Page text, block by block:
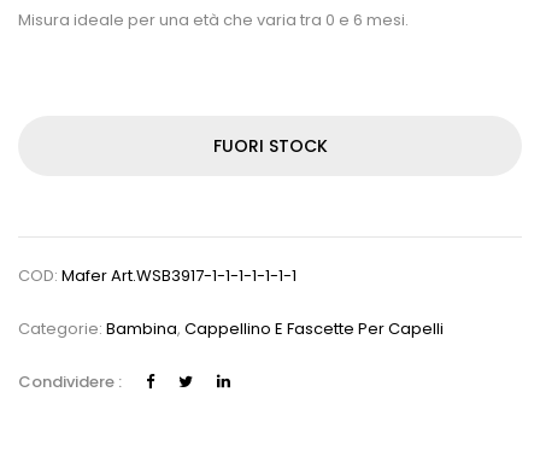
Misura ideale per una età che varia tra 0 e 6 mesi.
FUORI STOCK
COD: Mafer Art.WSB3917-1-1-1-1-1-1-1
Categorie: Bambina, Cappellino E Fascette Per Capelli
Condividere :